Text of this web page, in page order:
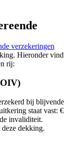
verzekeringen
Hieronder vind
rij:
bij blijvende
staat vast: €
invaliditeit.
dekking.